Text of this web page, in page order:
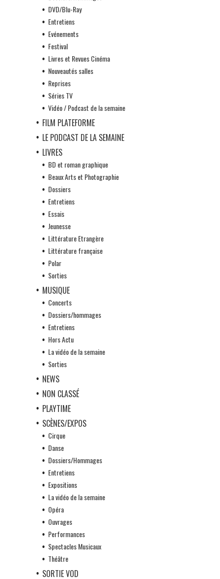
DVD/Blu-Ray
Entretiens
Evénements
Festival
Livres et Revues Cinéma
Nouveautés salles
Reprises
Séries TV
Vidéo / Podcast de la semaine
FILM PLATEFORME
LE PODCAST DE LA SEMAINE
LIVRES
BD et roman graphique
Beaux Arts et Photographie
Dossiers
Entretiens
Essais
Jeunesse
Littérature Etrangère
Littérature française
Polar
Sorties
MUSIQUE
Concerts
Dossiers/hommages
Entretiens
Hors Actu
La vidéo de la semaine
Sorties
NEWS
NON CLASSÉ
PLAYTIME
SCÈNES/EXPOS
Cirque
Danse
Dossiers/Hommages
Entretiens
Expositions
La vidéo de la semaine
Opéra
Ouvrages
Performances
Spectacles Musicaux
Théâtre
SORTIE VOD